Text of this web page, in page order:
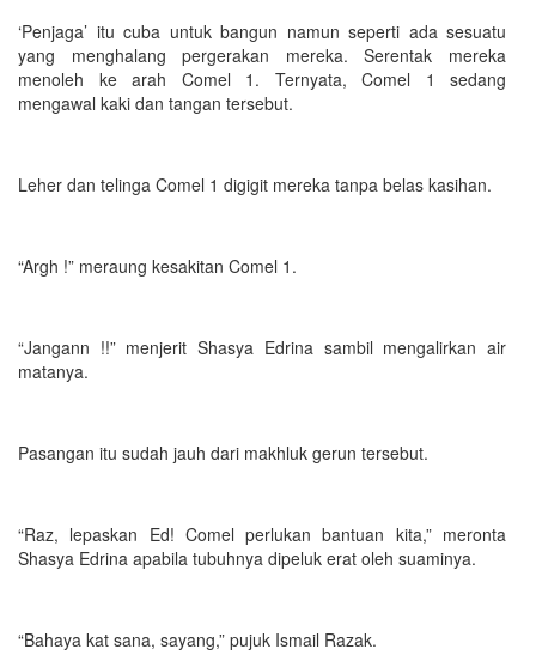
‘Penjaga’ itu cuba untuk bangun namun seperti ada sesuatu
yang menghalang pergerakan mereka. Serentak mereka
menoleh ke arah Comel 1. Ternyata, Comel 1 sedang
mengawal kaki dan tangan tersebut.
Leher dan telinga Comel 1 digigit mereka tanpa belas kasihan.
“Argh !” meraung kesakitan Comel 1.
“Jangann !!” menjerit Shasya Edrina sambil mengalirkan air
matanya.
Pasangan itu sudah jauh dari makhluk gerun tersebut.
“Raz, lepaskan Ed! Comel perlukan bantuan kita,” meronta
Shasya Edrina apabila tubuhnya dipeluk erat oleh suaminya.
“Bahaya kat sana, sayang,” pujuk Ismail Razak.